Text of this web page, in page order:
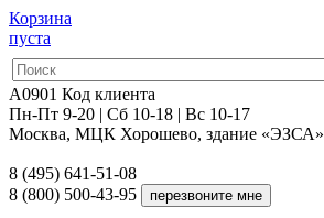
Корзина
пуста
A0901 Код клиента
Пн-Пт 9-20 | Сб 10-18 | Вс 10-17
Москва, МЦК Хорошево, здание «ЭЗСА»
8 (495) 641-51-08
8 (800) 500-43-95